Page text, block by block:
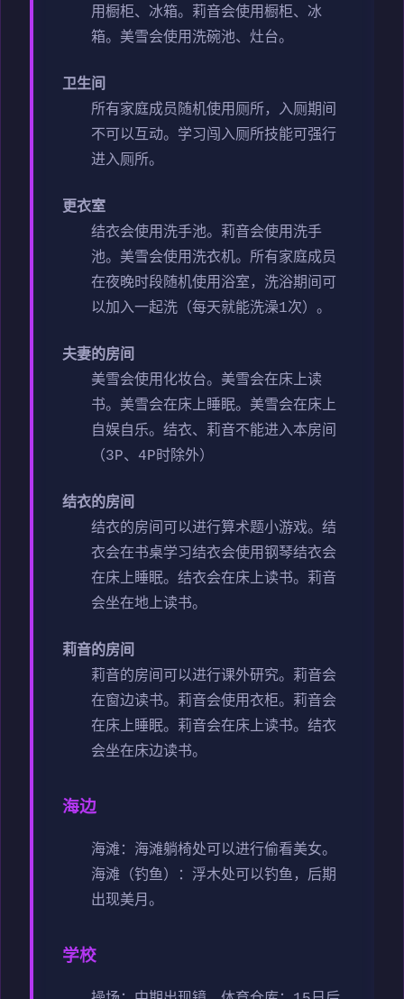
用橱柜、冰箱。 莉音会使用橱柜、冰
箱。 美雪会使用洗碗池、灶台。
卫生间
所有家庭成员随机使用厕所，入厕期间
不可以互动。 学习闯入厕所技能可强行
进入厕所。
更衣室
结衣会使用洗手池。 莉音会使用洗手
池。 美雪会使用洗衣机。 所有家庭成员
在夜晚时段随机使用浴室，洗浴期间可
以加入一起洗（每天就能洗澡1次）。
夫妻的房间
美雪会使用化妆台。 美雪会在床上读
书。 美雪会在床上睡眠。 美雪会在床上
自娱自乐。 结衣、莉音不能进入本房间
（3P、4P时除外）
结衣的房间
结衣的房间可以进行算术题小游戏。 结
衣会在书桌学习结衣会使用钢琴结衣会
在床上睡眠。 结衣会在床上读书。 莉音
会坐在地上读书。
莉音的房间
莉音的房间可以进行课外研究。 莉音会
在窗边读书。 莉音会使用衣柜。 莉音会
在床上睡眠。 莉音会在床上读书。 结衣
会坐在床边读书。
海边
海滩：海滩躺椅处可以进行偷看美女。
海滩（钓鱼）：浮木处可以钓鱼，后期
出现美月。
学校